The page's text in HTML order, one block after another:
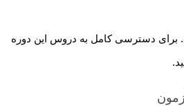
دسترسی کامل به دروس این دوره
آزمون